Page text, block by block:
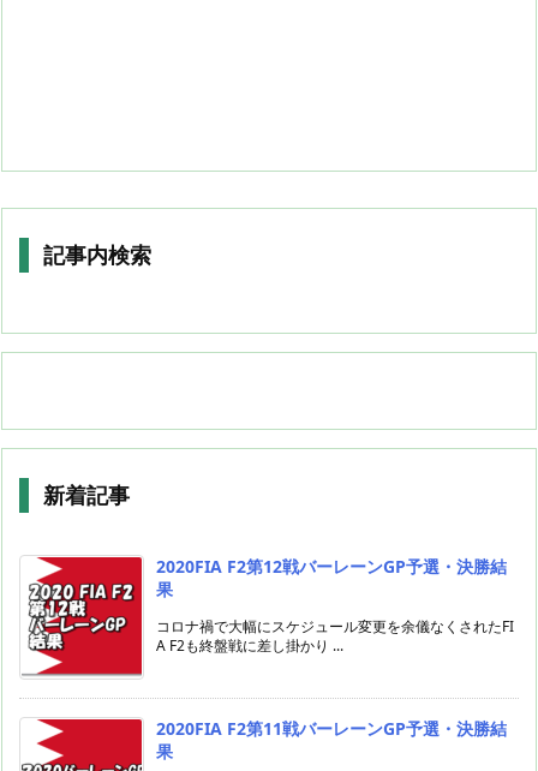
記事内検索
新着記事
2020FIA F2第12戦バーレーンGP予選・決勝結
果
コロナ禍で大幅にスケジュール変更を余儀なくされたFI
A F2も終盤戦に差し掛かり ...
2020FIA F2第11戦バーレーンGP予選・決勝結
果